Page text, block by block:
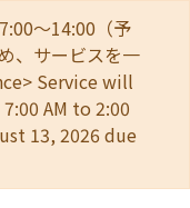
～14:00（予
、サービスを一
Service will
AM to 2:00
13, 2026 due